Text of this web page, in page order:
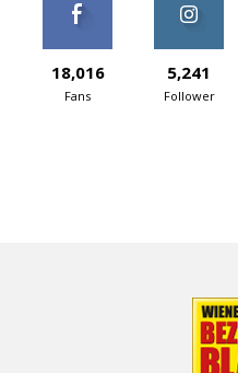
18,016
Fans
5,241
Follower